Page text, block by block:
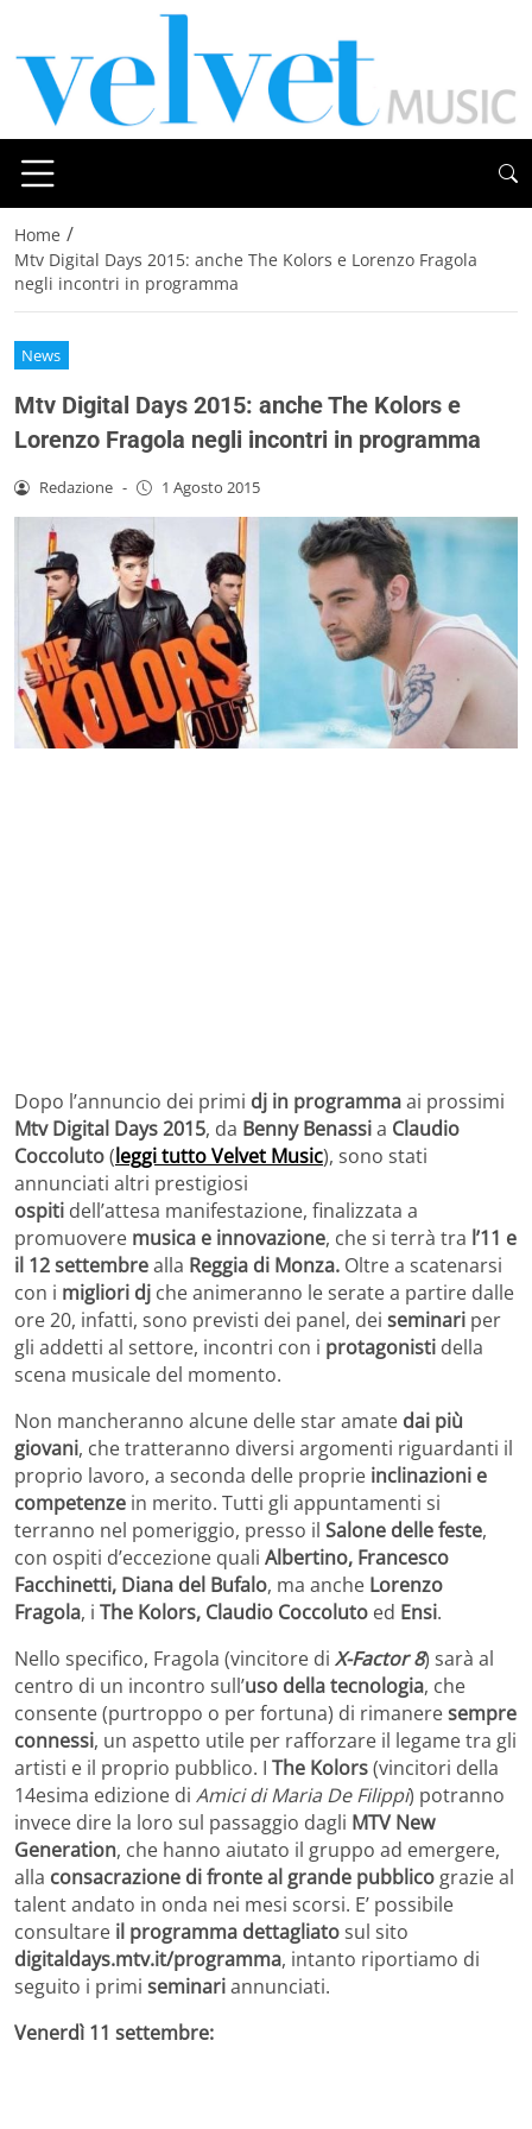
Home /
Mtv Digital Days 2015: anche The Kolors e Lorenzo Fragola
negli incontri in programma
News
Mtv Digital Days 2015: anche The Kolors e
Lorenzo Fragola negli incontri in programma
Redazione - 1 Agosto 2015
Dopo l’annuncio dei primi dj in programmaai prossimi
Mtv Digital Days 2015, da Benny Benassia Claudio
Coccoluto(leggi tutto Velvet Music), sono stati
annunciati altri prestigiosi
ospiti dell’attesa manifestazione, finalizzata a
promuovere musica e innovazione, che si terrà tra l’11 e
il 12 settembrealla Reggia di Monza. Oltre a scatenarsi
con i migliori dj che animeranno le serate a partire dalle
ore 20, infatti, sono previsti dei panel, dei seminari per
gli addetti al settore, incontri con i protagonisti della
scena musicale del momento.
Non mancheranno alcune delle star amate dai più
giovani, che tratteranno diversi argomenti riguardanti il
proprio lavoro, a seconda delle proprie inclinazioni e
competenze in merito. Tutti gli appuntamenti si
terranno nel pomeriggio, presso il Salone delle feste,
con ospiti d’eccezione quali Albertino, Francesco
Facchinetti, Diana del Bufalo, ma anche Lorenzo
Fragola, i The Kolors, Claudio Coccoluto ed Ensi.
Nello specifico, Fragola (vincitore di X-Factor 8) sarà al
centro di un incontro sull’uso della tecnologia, che
consente (purtroppo o per fortuna) di rimaneresempre
connessi, un aspetto utile per rafforzare il legame tra gli
artisti e il proprio pubblico. I The Kolors(vincitori della
14esima edizione di Amici di Maria De Filippi) potranno
invece dire la loro sul passaggio dagli MTV New
Generation, che hanno aiutato il gruppo ad emergere,
alla consacrazione di fronte al grande pubblico grazie al
talent andato in onda nei mesi scorsi. E’ possibile
consultare il programma dettagliatosul sito
digitaldays.mtv.it/programma, intanto riportiamo di
seguito i primi seminariannunciati.
Venerdì 11 settembre: